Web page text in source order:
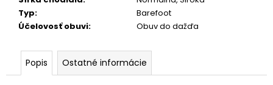
Typ:
Barefoot
Účelovosť obuvi: Obuv do dažďa
Popis Ostatné informácie
a
m